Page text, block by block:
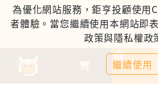
基金比較
0
為優化網站服務，鉅亨投顧使用
者體驗。當您繼續使用本網站即
政策與隱私權政
繼續使用